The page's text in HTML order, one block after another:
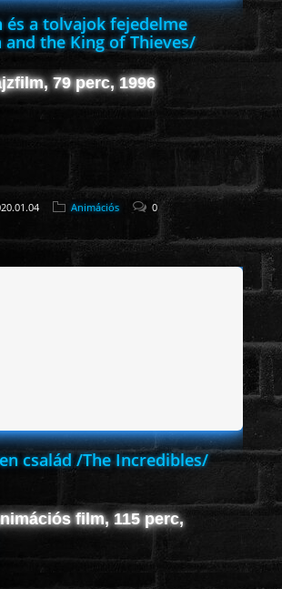
és a tolvajok fejedelme
the King of Thieves/
79 perc, 1996
Animációs 0
család /The Incredibles/
film, 115 perc,